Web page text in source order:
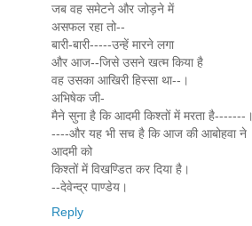
जब वह समेटने और जोड़ने में
असफल रहा तो--
बारी-बारी-----उन्हें मारने लगा
और आज--जिसे उसने खत्म किया है
वह उसका आखिरी हिस्सा था--।
अभिषेक जी-
मैने सुना है कि आदमी किश्तों में मरता है-------।
----और यह भी सच है कि आज की आबोहवा ने
आदमी को
किश्तों में विखण्डित कर दिया है।
--देवेन्द्र पाण्डेय।
Reply